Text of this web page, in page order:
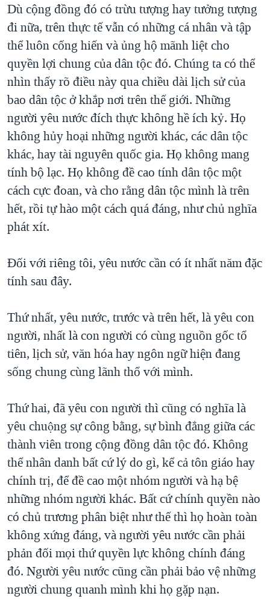
Dù cộng đồng đó có trừu tượng hay tưởng tượng
đi nữa, trên thực tế vẫn có những cá nhân và tập
thể luôn cống hiến và ủng hộ mãnh liệt cho
quyền lợi chung của dân tộc đó. Chúng ta có thể
nhìn thấy rõ điều này qua chiều dài lịch sử của
bao dân tộc ở khắp nơi trên thế giới. Những
người yêu nước đích thực không hề ích kỷ. Họ
không hủy hoại những người khác, các dân tộc
khác, hay tài nguyên quốc gia. Họ không mang
tính bộ lạc. Họ không đề cao tính dân tộc một
cách cực đoan, và cho rằng dân tộc mình là trên
hết, rồi tự hào một cách quá đáng, như chủ nghĩa
phát xít.
Đối với riêng tôi, yêu nước cần có ít nhất năm đặc
tính sau đây.
Thứ nhất, yêu nước, trước và trên hết, là yêu con
người, nhất là con người có cùng nguồn gốc tổ
tiên, lịch sử, văn hóa hay ngôn ngữ hiện đang
sống chung cùng lãnh thổ với mình.
Thứ hai, đã yêu con người thì cũng có nghĩa là
yêu chuộng sự công bằng, sự bình đẳng giữa các
thành viên trong cộng đồng dân tộc đó. Không
thể nhân danh bất cứ lý do gì, kể cả tôn giáo hay
chính trị, để đề cao một nhóm người và hạ bệ
những nhóm người khác. Bất cứ chính quyền nào
có chủ trương phân biệt như thế thì họ hoàn toàn
không xứng đáng, và người yêu nước cần phải
phản đối mọi thứ quyền lực không chính đáng
đó. Người yêu nước cũng cần phải bảo vệ những
người chung quanh mình khi họ gặp nạn.